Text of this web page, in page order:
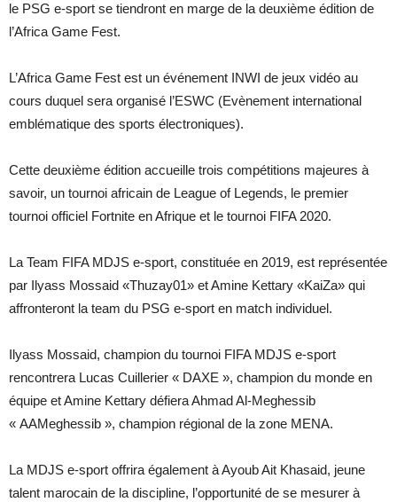
le PSG e-sport se tiendront en marge de la deuxième édition de
l’Africa Game Fest.
L’Africa Game Fest est un événement INWI de jeux vidéo au
cours duquel sera organisé l’ESWC (Evènement international
emblématique des sports électroniques).
Cette deuxième édition accueille trois compétitions majeures à
savoir, un tournoi africain de League of Legends, le premier
tournoi officiel Fortnite en Afrique et le tournoi FIFA 2020.
La Team FIFA MDJS e-sport, constituée en 2019, est représentée
par Ilyass Mossaid «Thuzay01» et Amine Kettary «KaiZa» qui
affronteront la team du PSG e-sport en match individuel.
Ilyass Mossaid, champion du tournoi FIFA MDJS e-sport
rencontrera Lucas Cuillerier « DAXE », champion du monde en
équipe et Amine Kettary défiera Ahmad Al-Meghessib
« AAMeghessib », champion régional de la zone MENA.
La MDJS e-sport offrira également à Ayoub Ait Khasaid, jeune
talent marocain de la discipline, l’opportunité de se mesurer à